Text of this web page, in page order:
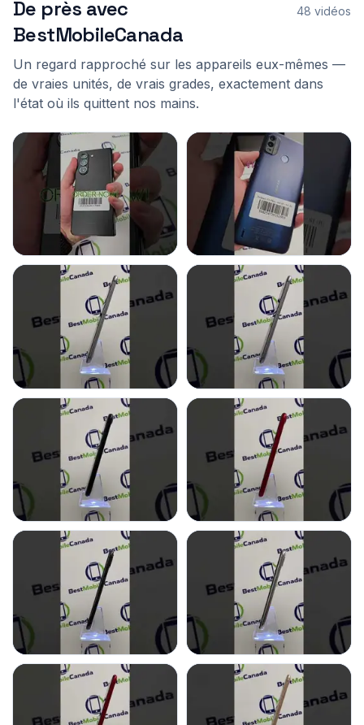
De près avec
BestMobileCanada
48 vidéos
Un regard rapproché sur les appareils eux-mêmes —
de vraies unités, de vrais grades, exactement dans
l'état où ils quittent nos mains.